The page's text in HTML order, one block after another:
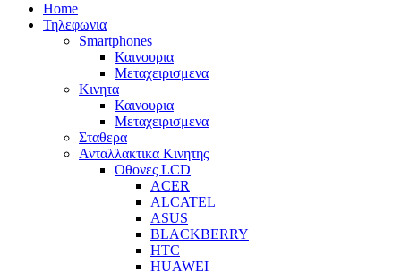
Home
Τηλεφωνια
Smartphones
Καινουρια
Μεταχειρισμενα
Κινητα
Καινουρια
Μεταχειρισμενα
Σταθερα
Ανταλλακτικα Κινητης
Οθονες LCD
ACER
ALCATEL
ASUS
BLACKBERRY
HTC
HUAWEI